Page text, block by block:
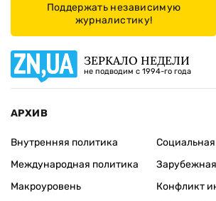
Поддержать независимую
журналистику!
ЗЕРКАЛО НЕДЕЛИ
не подводим с 1994-го года
АРХИВ
Внутренняя политика
Международная политика
Макроуровень
Конфликт